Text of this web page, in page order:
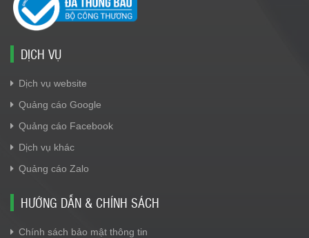
DỊCH VỤ
Dịch vụ website
Quảng cáo Google
Quảng cáo Facebook
Dịch vụ khác
Quảng cáo Zalo
HƯỚNG DẪN & CHÍNH SÁCH
Chính sách bảo mật thông tin